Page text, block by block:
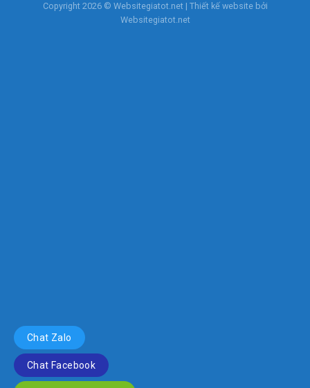
Copyright 2026 © Websitegiatot.net| Thiết kế website bởi
Websitegiatot.net
Chat Zalo
Chat Facebook